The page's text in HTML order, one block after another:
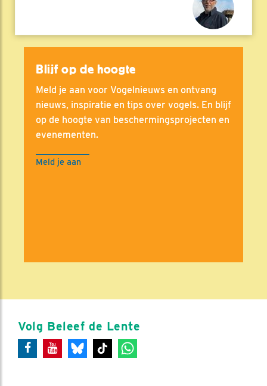
Blijf op de hoogte
Meld je aan voor Vogelnieuws en ontvang
nieuws, inspiratie en tips over vogels. En blijf
op de hoogte van beschermingsprojecten en
evenementen.
Meld je aan
Volg Beleef de Lente